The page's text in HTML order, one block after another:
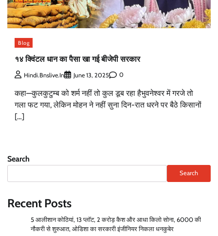
Blog
१४ क्विंटल धान का पैसा खा गई बीजेपी सरकार
Hindi.bnslive.in June 13, 2025 0
कहा—कुलकुटुम्ब को शर्म नहीं तो कुल डूब रहा हैभुवनेश्वर में गरजे तो
गला फट गया, लेकिन मोहन ने नहीं सुना दिन-रात धरने पर बैठे किसानों
[…]
Search
Search
Recent Posts
5 आलीशान कोठियां, 13 प्लॉट, 2 करोड़ कैश और आधा किलो सोना, 6000 की
नौकरी से शुरुआत, ओडिशा का सरकारी इंजीनियर निकला धनकुबेर